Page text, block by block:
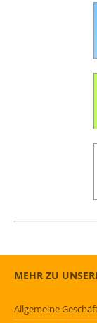
MEHR ZU
Allgemeine